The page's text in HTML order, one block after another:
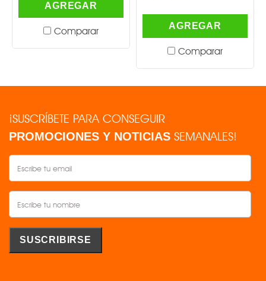
AGREGAR
Comparar
AGREGAR
Comparar
¡SUSCRÍBETE PARA CONSEGUIR
PROMOCIONES Y NOTICIAS SEMANALES!